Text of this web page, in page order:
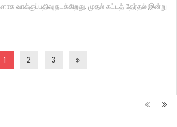
வாக்குப்பதிவு நடக்கிறது. முதல் கட்டத் தேர்தல் இன்று
1 2 3